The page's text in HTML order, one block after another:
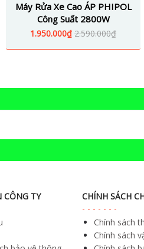
Máy Rửa Xe Cao ÁP PHIPOL
Công Suất 2800W
1.950.000₫ 2.590.000₫
CÔNG TY CHÍNH SÁCH
Chính sách
Chính sách